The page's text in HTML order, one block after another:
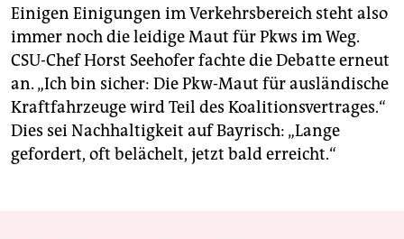
Einigen Einigungen im Verkehrsbereich steht also
immer noch die leidige Maut für Pkws im Weg.
CSU-Chef Horst Seehofer fachte die Debatte erneut
an. „Ich bin sicher: Die Pkw-Maut für ausländische
Kraftfahrzeuge wird Teil des Koalitionsvertrages.“
Dies sei Nachhaltigkeit auf Bayrisch: „Lange
gefordert, oft belächelt, jetzt bald erreicht.“